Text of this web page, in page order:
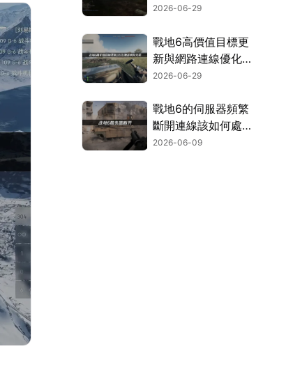
析！
2026-06-29
戰地6高價值目標更
新與網路連線優化攻
略！
2026-06-29
戰地6的伺服器頻繁
斷開連線該如何處
理？三個方法讓你徹
2026-06-09